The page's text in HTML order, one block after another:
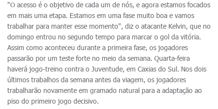
"O acesso é o objetivo de cada um de nós, e agora estamos focados
em mais uma etapa. Estamos em uma fase muito boa e vamos
trabalhar para manter esse momento", diz o atacante Kelvin, que no
domingo entrou no segundo tempo para marcar o gol da vitória.
Assim como aconteceu durante a primeira fase, os jogadores
passarão por um teste forte no meio da semana. Quarta-feira
haverá jogo-treino contra o Juventude, em Caxias do Sul. Nos dois
últimos trabalhos da semana antes da viagem, os jogadores
trabalharão novamente em gramado natural para a adaptação ao
piso do primeiro jogo decisivo.